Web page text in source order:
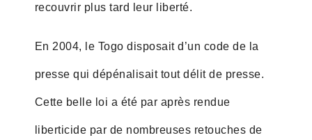
recouvrir plus tard leur liberté.
En 2004, le Togo disposait d’un code de la
presse qui dépénalisait tout délit de presse.
Cette belle loi a été par après rendue
liberticide par de nombreuses retouches de